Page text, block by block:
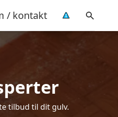
/ kontakt
tilbud til dit gulv.